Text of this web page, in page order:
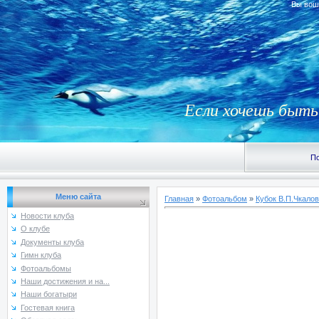
Вы
Если хочешь быть
Меню сайта
Новости клуба
О клубе
Документы клуба
Гимн клуба
Фотоальбомы
Наши достижения и на...
Наши богатыри
Гостевая книга
Главная » Фотоальбом » Кубок